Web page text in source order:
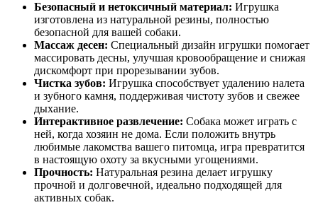
Безопасный и нетоксичный материал: Игрушка
изготовлена из натуральной резины, полностью
безопасной для вашей собаки.
Массаж десен: Специальный дизайн игрушки помогает
массировать десны, улучшая кровообращение и снижая
дискомфорт при прорезывании зубов.
Чистка зубов: Игрушка способствует удалению налета
и зубного камня, поддерживая чистоту зубов и свежее
дыхание.
Интерактивное развлечение: Собака может играть с
ней, когда хозяин не дома. Если положить внутрь
любимые лакомства вашего питомца, игра превратится
в настоящую охоту за вкусными угощениями.
Прочность: Натуральная резина делает игрушку
прочной и долговечной, идеально подходящей для
активных собак.